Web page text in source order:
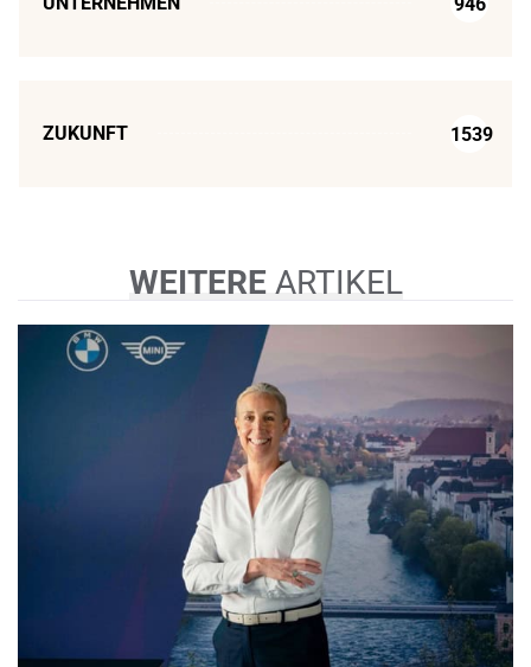
ZUKUNFT 1539
WEITERE ARTIKEL